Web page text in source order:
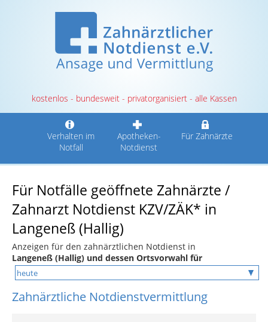
kostenlos - bundesweit - privatorganisiert - alle Kassen
Verhalten im
Notfall
Apotheken-
Notdienst
Für Zahnärzte
Für Notfälle geöffnete Zahnärzte /
Zahnarzt Notdienst KZV/ZÄK* in
Langeneß (Hallig)
Anzeigen für den zahnärztlichen Notdienst in
Langeneß (Hallig) und dessen Ortsvorwahl für
Zahnärztliche Notdienstvermittlung